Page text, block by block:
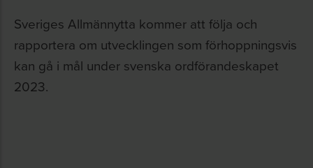
Sveriges Allmännytta kommer att följa och
rapportera om utvecklingen som förhoppningsvis
kan gå i mål under svenska ordförandeskapet
2023.